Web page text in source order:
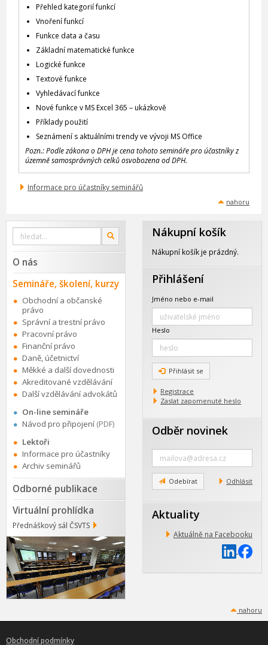
Přehled kategorií funkcí
Vnoření funkcí
Funkce data a času
Základní matematické funkce
Logické funkce
Textové funkce
Vyhledávací funkce
Nové funkce v MS Excel 365 – ukázkově
Příklady použití
Seznámení s aktuálními trendy ve vývoji MS Office
Pozn.: Podle zákona o DPH je cena tohoto semináře pro účastníky z
územně samosprávných celků osvobozena od DPH.
Informace pro účastníky seminářů
nahoru
Vyhledat
webu
OK
O nás
Semináře, školení, kurzy
Obchodní a občanské
právo
Správní a trestní právo
Pracovní právo
Finanční právo
Daně, účetnictví
Měkké a další dovednosti
Akreditované vzdělávání
Další vzdělávání advokátů
On-line semináře
Návod pro připojení (PDF)
Lektoři
Informace pro účastníky
Archiv seminářů
Odborné publikace
Virtuální prohlídka
Přednáškový sál ČSVTS
Nákupní košík
Nákupní košík je prázdný.
Přihlášení
Jméno nebo e-mail
Heslo
Přihlásit se
Registrace
Zaslat zapomenuté heslo
Odběr novinek
Zadejte
mail
Odebírat Odhlásit
Aktuality
Aktuálně na Facebooku
nahoru
Obchodní podmínky